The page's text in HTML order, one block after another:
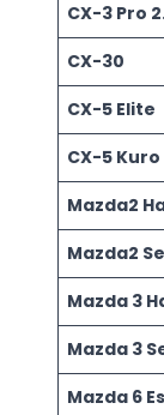
CX-3 Pro
CX-30
CX-5 Elite
CX-5 Kuro
Mazda2
Mazda2
Mazda 3
Mazda 3
Mazda 6